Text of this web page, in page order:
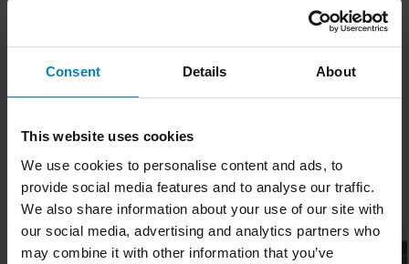
Consent Details About
This website uses cookies
We use cookies to personalise content and ads, to
provide social media features and to analyse our traffic.
We also share information about your use of our site with
our social media, advertising and analytics partners who
may combine it with other information that you’ve
Technology)
• Monitiheyksinen EPS.
• Kanavallinen EPS
• Yläosan tuuletusaukot
• Irrotettava ja pestävä vuori
• Laserleikattu vaahtomuovi
Väri
Keltainen, Musta
Aikuinen
Materiaali
Kestomuovi
Kypärän ominaisuudet
Pikakiinnitys, Irrotettava vuori
Toimitus ja palautus
Nopeat toimitukset
Toimitamme päivittäin tilauksia kaikkialle Pohjoismaissa.
Teemme aina parhaamme varmistaaksemme, että vastaanotat
tuotteet mahdollisimman nopeasti!
Alin hintatakuu
Kysymyksiä tuotteesta(Kysy jotain)
Kysy jotain
Suosikit tuotemerkiltä LS2
Huippuhinta! Huippuhinta!